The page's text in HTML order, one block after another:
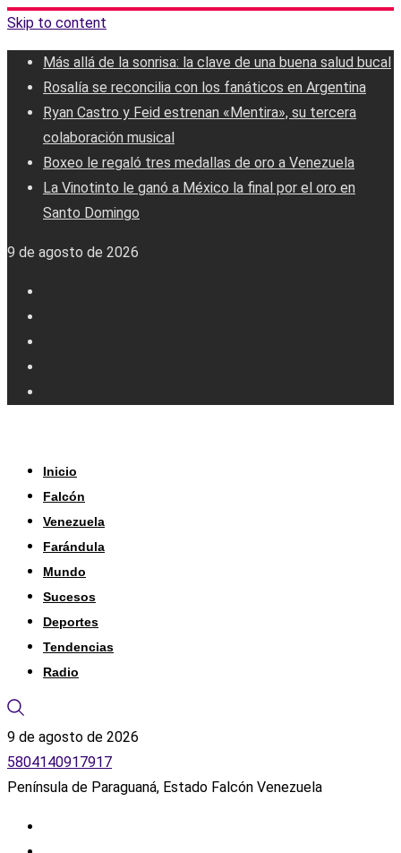
Skip to content
Más allá de la sonrisa: la clave de una buena salud bucal
Rosalía se reconcilia con los fanáticos en Argentina
Ryan Castro y Feid estrenan «Mentira», su tercera
colaboración musical
Boxeo le regaló tres medallas de oro a Venezuela
La Vinotinto le ganó a México la final por el oro en
Santo Domingo
9 de agosto de 2026
Inicio
Falcón
Venezuela
Farándula
Mundo
Sucesos
Deportes
Tendencias
Radio
9 de agosto de 2026
5804140917917
Península de Paraguaná, Estado Falcón Venezuela